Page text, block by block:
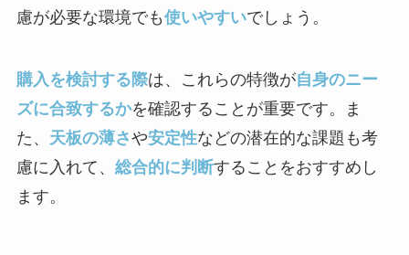
慮が必要な環境でも使いやすいでしょう。
購入を検討する際は、これらの特徴が自身のニー
ズに合致するかを確認することが重要です。ま
た、 天板の薄さや安定性などの潜在的な課題も考
慮に入れて、 総合的に判断することをおすすめし
ます。